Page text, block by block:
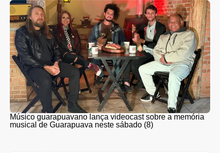
Músico guarapuavano lança videocast sobre a memória
musical de Guarapuava neste sábado (8)